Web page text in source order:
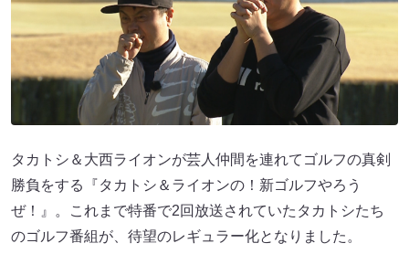
タカトシ＆大西ライオンが芸人仲間を連れてゴルフの真剣
勝負をする『タカトシ＆ライオンの！新ゴルフやろう
ぜ！』。これまで特番で2回放送されていたタカトシたち
のゴルフ番組が、待望のレギュラー化となりました。